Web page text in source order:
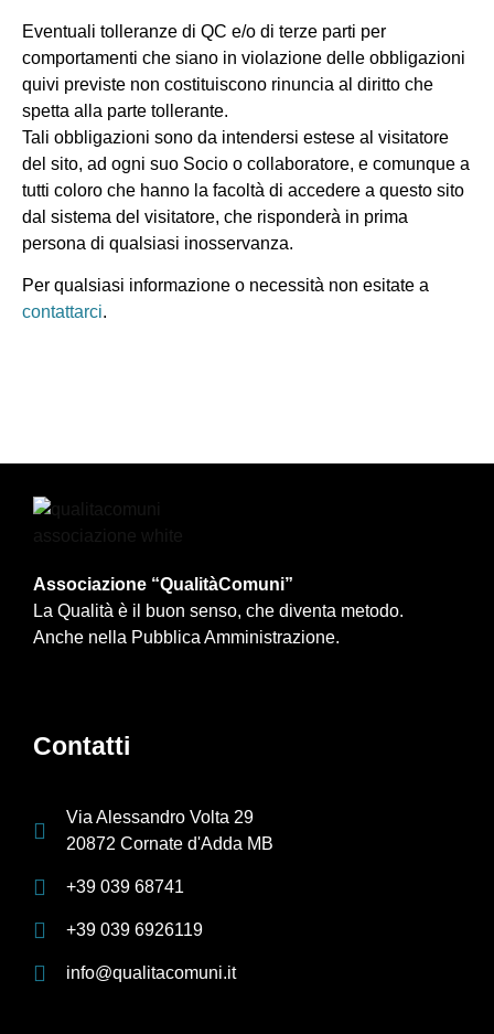
Eventuali tolleranze di QC e/o di terze parti per
comportamenti che siano in violazione delle obbligazioni
quivi previste non costituiscono rinuncia al diritto che
spetta alla parte tollerante.
Tali obbligazioni sono da intendersi estese al visitatore
del sito, ad ogni suo Socio o collaboratore, e comunque a
tutti coloro che hanno la facoltà di accedere a questo sito
dal sistema del visitatore, che risponderà in prima
persona di qualsiasi inosservanza.
Per qualsiasi informazione o necessità non esitate a
contattarci.
Associazione “QualitàComuni”
La Qualità è il buon senso, che diventa metodo.
Anche nella Pubblica Amministrazione.
Contatti
Via Alessandro Volta 29
20872 Cornate d'Adda MB
+39 039 68741
+39 039 6926119
info@qualitacomuni.it